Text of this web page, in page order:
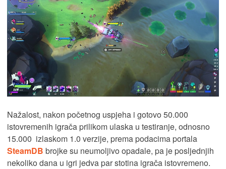
Nažalost, nakon početnog uspjeha i gotovo 50.000
istovremenih igrača prilikom ulaska u testiranje, odnosno
15.000 izlaskom 1.0 verzije, prema podacima portala
SteamDB brojke su neumoljivo opadale, pa je posljednjih
nekoliko dana u igri jedva par stotina igrača istovremeno.